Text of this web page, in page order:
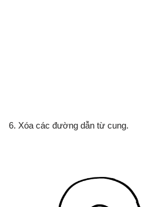
6. Xóa các đường dẫn từ cung.